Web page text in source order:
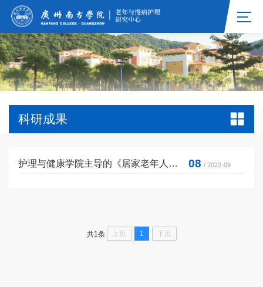
科研成果
护理与健康学院主导的《居家老年人整合照护管理规范》获广东省地方标准立项 08 / 2022-09
共1条 上页 1 下页